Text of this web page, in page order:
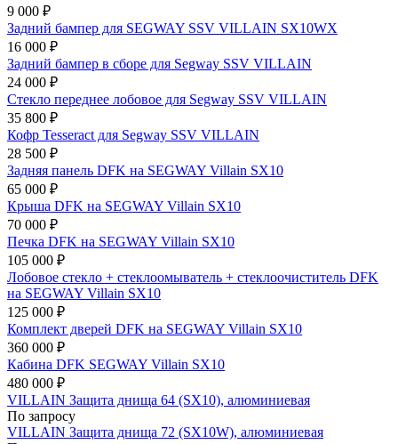
9 000 ₽
Задний бампер для SEGWAY SSV VILLAIN SX10WX
16 000 ₽
Задний бампер в сборе для Segway SSV VILLAIN
24 000 ₽
Стекло переднее лобовое для Segway SSV VILLAIN
35 800 ₽
Кофр Tesseract для Segway SSV VILLAIN
28 500 ₽
Задняя панель DFK на SEGWAY Villain SX10
65 000 ₽
Крыша DFK на SEGWAY Villain SX10
70 000 ₽
Печка DFK на SEGWAY Villain SX10
105 000 ₽
Лобовое стекло + стеклоомыватель + стеклоочиститель DFK
на SEGWAY Villain SX10
125 000 ₽
Комплект дверей DFK на SEGWAY Villain SX10
360 000 ₽
Кабина DFK SEGWAY Villain SX10
480 000 ₽
VILLAIN Защита днища 64 (SX10), алюминиевая
По запросу
VILLAIN Защита днища 72 (SX10W), алюминиевая